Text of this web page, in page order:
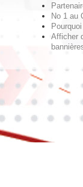
No 1 au
Afficher